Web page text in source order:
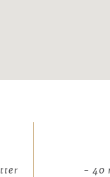
- 40